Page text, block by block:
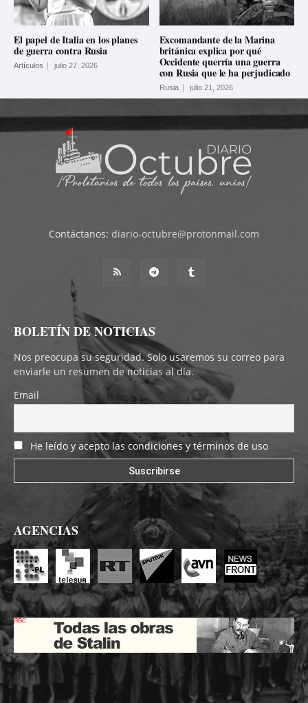
El papel de Italia en los planes
de guerra contra Rusia
Artículos julio 27, 2026
Excomandante de la Marina
británica explica por qué
Occidente querría una guerra
con Rusia que le ha perjudicado
Rusia julio 21, 2026
Contáctanos: diario-octubre@protonmail.com
BOLETÍN DE NOTICIAS
Nos preocupa su seguridad. Solo usaremos su correo para
enviarle un resumen de noticias al día.
Email
He leído y acepto las condiciones y términos de uso
AGENCIAS